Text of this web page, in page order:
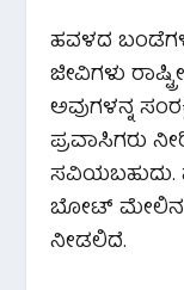
ಹವಳದ
ಜೀವಿಗಳು
ಅವುಗಳನ್ನ
ಪ್ರವಾಸಿಗರು
ಸವಿಯಬಹುದು.
ಬೋಟ್ ಮೇಲಿನ
ನೀಡಲಿದೆ.